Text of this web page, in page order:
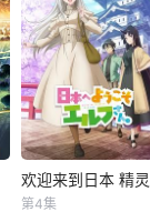
欢迎来到日本 精灵小姐
第4集